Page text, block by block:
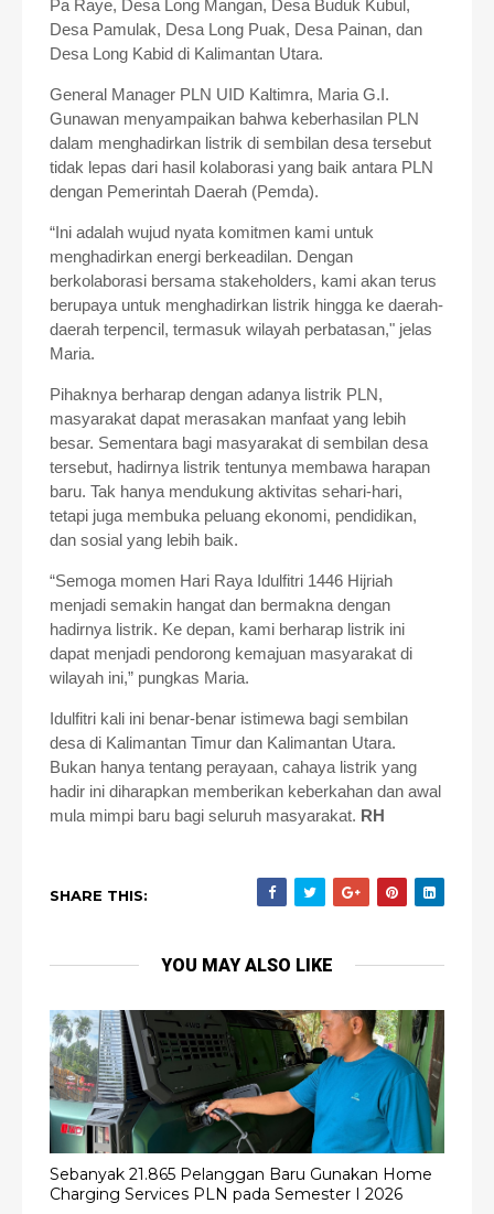
Pa Raye, Desa Long Mangan, Desa Buduk Kubul,
Desa Pamulak, Desa Long Puak, Desa Painan, dan
Desa Long Kabid di Kalimantan Utara.
General Manager PLN UID Kaltimra, Maria G.I.
Gunawan menyampaikan bahwa keberhasilan PLN
dalam menghadirkan listrik di sembilan desa tersebut
tidak lepas dari hasil kolaborasi yang baik antara PLN
dengan Pemerintah Daerah (Pemda).
“Ini adalah wujud nyata komitmen kami untuk
menghadirkan energi berkeadilan. Dengan
berkolaborasi bersama stakeholders, kami akan terus
berupaya untuk menghadirkan listrik hingga ke daerah-
daerah terpencil, termasuk wilayah perbatasan," jelas
Maria.
Pihaknya berharap dengan adanya listrik PLN,
masyarakat dapat merasakan manfaat yang lebih
besar. Sementara bagi masyarakat di sembilan desa
tersebut, hadirnya listrik tentunya membawa harapan
baru. Tak hanya mendukung aktivitas sehari-hari,
tetapi juga membuka peluang ekonomi, pendidikan,
dan sosial yang lebih baik.
“Semoga momen Hari Raya Idulfitri 1446 Hijriah
menjadi semakin hangat dan bermakna dengan
hadirnya listrik. Ke depan, kami berharap listrik ini
dapat menjadi pendorong kemajuan masyarakat di
wilayah ini,” pungkas Maria.
Idulfitri kali ini benar-benar istimewa bagi sembilan
desa di Kalimantan Timur dan Kalimantan Utara.
Bukan hanya tentang perayaan, cahaya listrik yang
hadir ini diharapkan memberikan keberkahan dan awal
mula mimpi baru bagi seluruh masyarakat. RH
SHARE THIS:
YOU MAY ALSO LIKE
Sebanyak 21.865 Pelanggan Baru Gunakan Home
Charging Services PLN pada Semester I 2026